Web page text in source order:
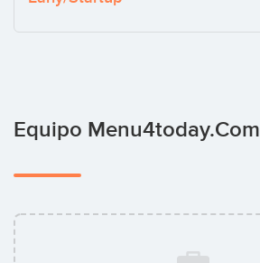
Equipo Menu4today.com